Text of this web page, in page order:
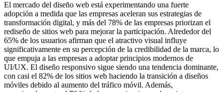
El mercado del diseño web está experimentando una fuerte
adopción a medida que las empresas aceleran sus estrategias de
transformación digital, y más del 78% de las empresas priorizan el
rediseño de sitios web para mejorar la participación. Alrededor del
65% de los usuarios afirman que el atractivo visual influye
significativamente en su percepción de la credibilidad de la marca, lo
que empuja a las empresas a adoptar principios modernos de
UI/UX. El diseño responsivo sigue siendo una tendencia dominante,
con casi el 82% de los sitios web haciendo la transición a diseños
móviles debido al aumento del tráfico móvil. Además,